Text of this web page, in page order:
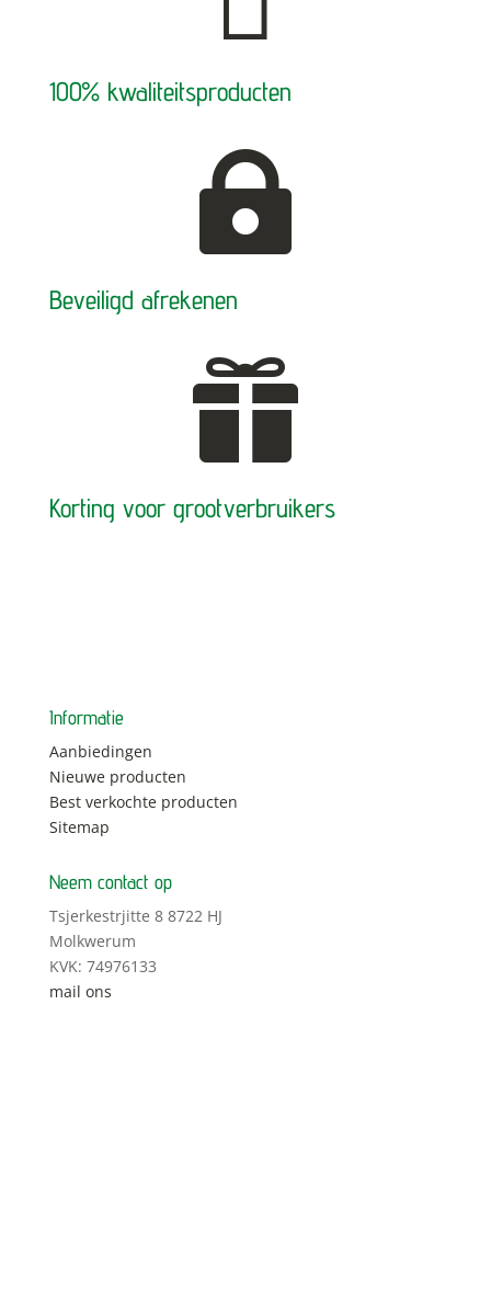
100% kwaliteitsproducten

Beveiligd afrekenen

Korting voor grootverbruikers
Informatie
Aanbiedingen
Nieuwe producten
Best verkochte producten
Sitemap
Neem contact op
Tsjerkestrjitte 8 8722 HJ
Molkwerum
KVK: 74976133
mail ons